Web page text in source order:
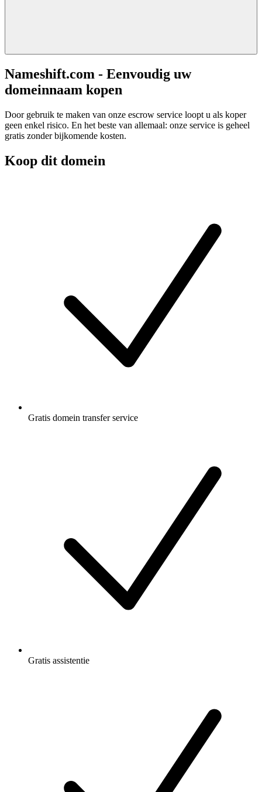
Nameshift.com - Eenvoudig uw
domeinnaam kopen
Door gebruik te maken van onze escrow service loopt u als koper
geen enkel risico. En het beste van allemaal: onze service is geheel
gratis zonder bijkomende kosten.
Koop dit domein
Gratis domein transfer service
Gratis assistentie